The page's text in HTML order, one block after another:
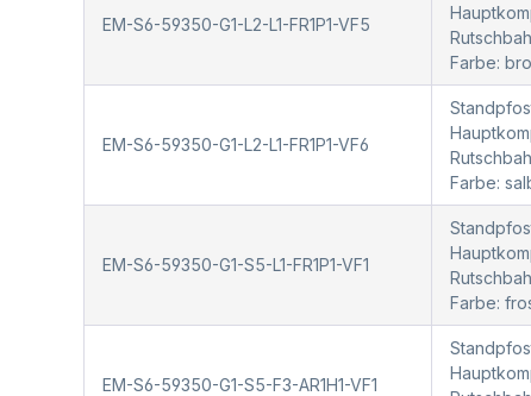
EM-S6-59350-G1-L2-L1-FR1P1-VF5
Farbe:
EM-S6-59350-G1-L2-L1-FR1P1-VF6
Farbe:
EM-S6-59350-G1-S5-L1-FR1P1-VF1
Farbe:
EM-S6-59350-G1-S5-F3-AR1H1-VF1